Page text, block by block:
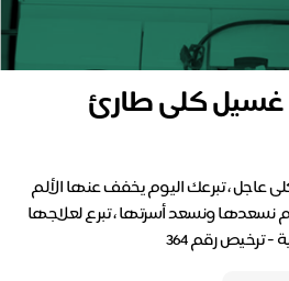
غسيل كلى طارئ
، تبرعك اليوم يخفف عنها الألم
ونسعد أسرتها ، تبرع لعلاجها
ترخيص رقم 364